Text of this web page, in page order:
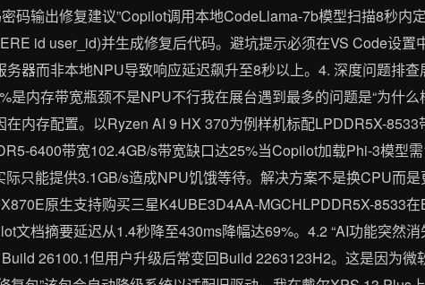
码输出修复建议”Copilot调用本地CodeLlama-7b模型扫描8秒内
id user_id)并生成修复后代码。避坑提示必须在VS Code设置
器而非本地NPU导致响应延迟飙升至8秒以上。4. 深度问题排查
是内存带宽瓶颈不是NPU不行我在展台遇到最多的问题是“为什
内存配置。以Ryzen AI 9 HX 370为例样机标配LPDDR5X-8533
6400带宽102.4GB/s带宽缺口达25%当Copilot加载Phi-3模型
只能提供3.1GB/s造成NPU饥饿等待。解决方案不是换CPU而是
原生支持购买三星K4UBE3D4AA-MGCHLPDDR5X-8533在
文档摘要延迟从1.4秒降至430ms降幅达69%。4.2 “AI功能突然消
26100.1但用户升级后常变回Build 2263123H2。这是因为微